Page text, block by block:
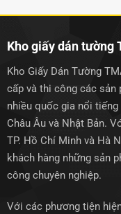
Kho giấy dán tường
Kho Giấy Dán Tường
cấp và thi công các sản
nhiều quốc gia nổi tiếng
Châu Âu và Nhật Bản.
TP. Hồ Chí Minh và Hà
khách hàng những sản
công chuyên nghiệp.
Với các phương tiện